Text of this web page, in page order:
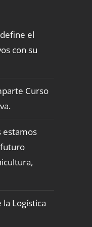
el
con su
Curso
estamos
Logística